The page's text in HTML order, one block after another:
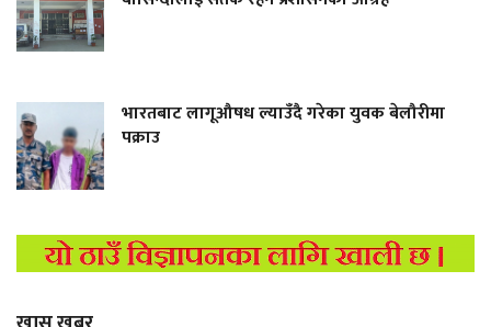
भारतबाट लागूऔषध ल्याउँदै गरेका युवक बेलौरीमा
पक्राउ